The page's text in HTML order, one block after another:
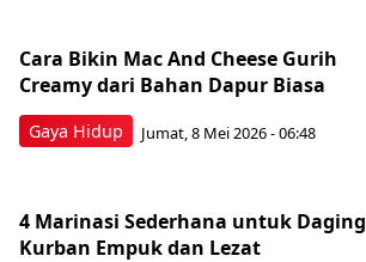
Gaya Hidup
Cara Bikin Mac And Cheese Gurih
Creamy dari Bahan Dapur Biasa
Jumat, 8 Mei 2026 - 06:48
4 Marinasi Sederhana untuk Daging
Kurban Empuk dan Lezat